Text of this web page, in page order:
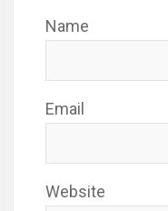
Name
Email
Website